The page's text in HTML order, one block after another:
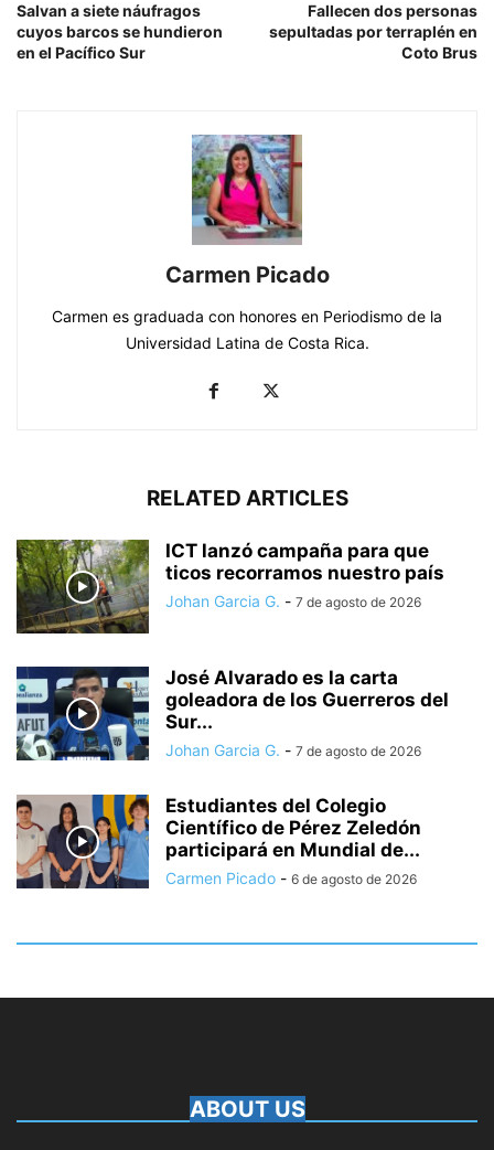
Salvan a siete náufragos
cuyos barcos se hundieron
en el Pacífico Sur
Fallecen dos personas
sepultadas por terraplén en
Coto Brus
Carmen Picado
Carmen es graduada con honores en Periodismo de la
Universidad Latina de Costa Rica.
RELATED ARTICLES
ICT lanzó campaña para que
ticos recorramos nuestro país
Johan Garcia G. - 7 de agosto de 2026
José Alvarado es la carta
goleadora de los Guerreros del
Sur...
Johan Garcia G. - 7 de agosto de 2026
Estudiantes del Colegio
Científico de Pérez Zeledón
participará en Mundial de...
Carmen Picado - 6 de agosto de 2026
ABOUT US